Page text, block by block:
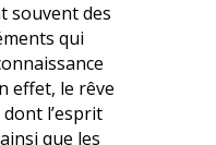
souvent des
qui
effet, le rêve
l’esprit
que les